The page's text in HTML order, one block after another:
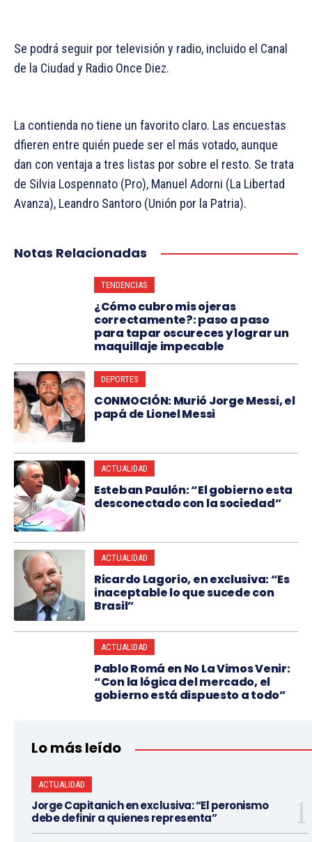
Se podrá seguir por televisión y radio, incluido el Canal
de la Ciudad y Radio Once Diez.
La contienda no tiene un favorito claro. Las encuestas
dfieren entre quién puede ser el más votado, aunque
dan con ventaja a tres listas por sobre el resto. Se trata
de Silvia Lospennato (Pro), Manuel Adorni (La Libertad
Avanza), Leandro Santoro (Unión por la Patria).
Notas Relacionadas
TENDENCIAS
¿Cómo cubro mis ojeras
correctamente?: paso a paso
para tapar oscureces y lograr un
maquillaje impecable
DEPORTES
CONMOCIÓN: Murió Jorge Messi, el
papá de Lionel Messi
ACTUALIDAD
Esteban Paulón: “El gobierno esta
desconectado con la sociedad”
ACTUALIDAD
Ricardo Lagorio, en exclusiva: “Es
inaceptable lo que sucede con
Brasil”
ACTUALIDAD
Pablo Romá en No La Vimos Venir:
“Con la lógica del mercado, el
gobierno está dispuesto a todo”
Lo más leído
ACTUALIDAD
Jorge Capitanich en exclusiva: “El peronismo
debe definir a quienes representa”